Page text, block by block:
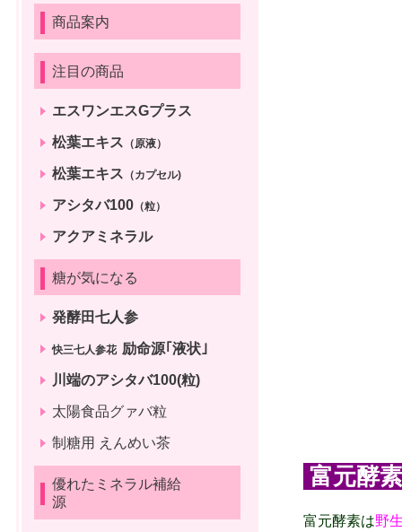
富元酵
富元酵素は野
商品案内
注目の商品
エスワンエスGプラス
松葉エキス （原液）
松葉エキス （カプセル)
アシタバ100 （粒）
アクアミネラル
糖が気になる
発酵田七人参
快三七人参花 励命源｢液状｣
川端のアシタバ100(粒)
太陽食品グァバ粒
制糖用 えんめい茶
優れたミネラル補給
源